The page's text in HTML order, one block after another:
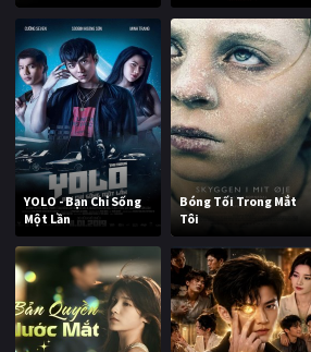
YOLO - Bạn Chỉ Sống
Một Lần
Bóng Tối Trong Mắt
Tôi